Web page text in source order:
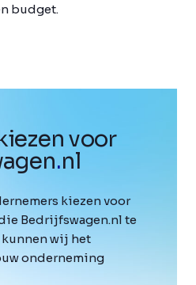
budget.
voor
.nl
kiezen voor
Bedrijfswagen.nl te
wij het
onderneming